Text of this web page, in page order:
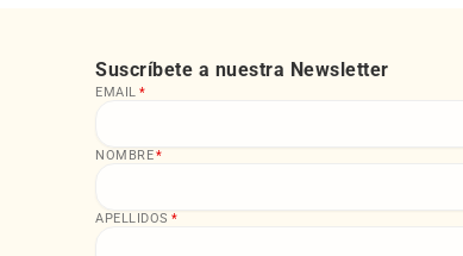
Suscríbete a nuestra Newsletter
EMAIL *
NOMBRE*
APELLIDOS *